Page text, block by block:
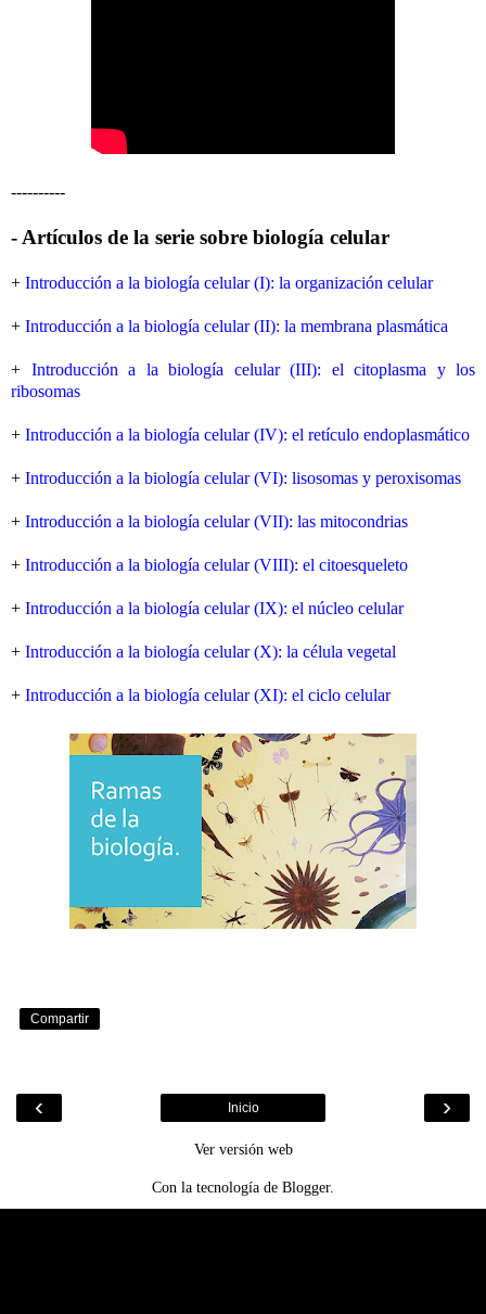
----------
- Artículos de la serie sobre biología celular
+ Introducción a la biología celular (I): la organización celular
+ Introducción a la biología celular (II): la membrana plasmática
+ Introducción a la biología celular (III): el citoplasma y los
ribosomas
+ Introducción a la biología celular (IV): el retículo endoplasmático
+ Introducción a la biología celular (VI): lisosomas y peroxisomas
+ Introducción a la biología celular (VII): las mitocondrias
+ Introducción a la biología celular (VIII): el citoesqueleto
+ Introducción a la biología celular (IX): el núcleo celular
+ Introducción a la biología celular (X): la célula vegetal
+ Introducción a la biología celular (XI): el ciclo celular
Compartir
‹ ›
Inicio
Ver versión web
Con la tecnología de Blogger.